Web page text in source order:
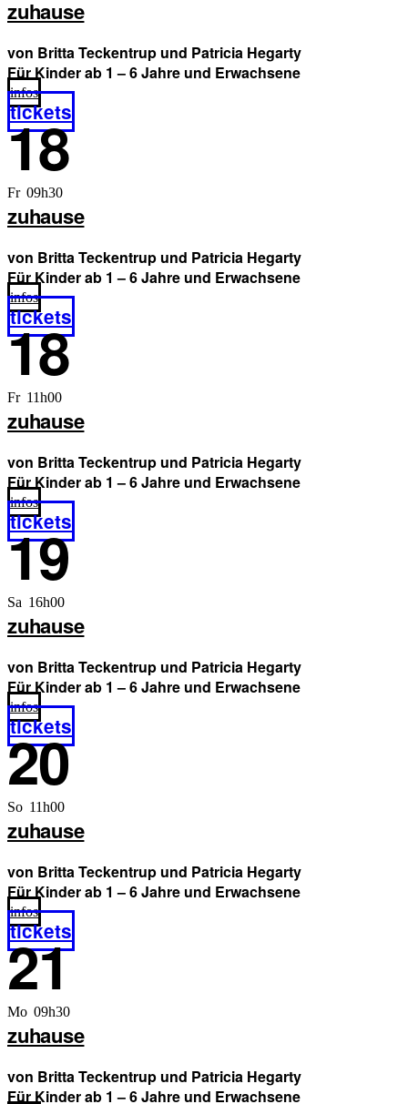
zuhause
von Britta Teckentrup und Patricia Hegarty
Für Kinder ab 1 – 6 Jahre und Erwachsene
infos
tickets
18
Fr 09h30
zuhause
von Britta Teckentrup und Patricia Hegarty
Für Kinder ab 1 – 6 Jahre und Erwachsene
infos
tickets
18
Fr 11h00
zuhause
von Britta Teckentrup und Patricia Hegarty
Für Kinder ab 1 – 6 Jahre und Erwachsene
infos
tickets
19
Sa 16h00
zuhause
von Britta Teckentrup und Patricia Hegarty
Für Kinder ab 1 – 6 Jahre und Erwachsene
infos
tickets
20
So 11h00
zuhause
von Britta Teckentrup und Patricia Hegarty
Für Kinder ab 1 – 6 Jahre und Erwachsene
infos
tickets
21
Mo 09h30
zuhause
von Britta Teckentrup und Patricia Hegarty
Für Kinder ab 1 – 6 Jahre und Erwachsene